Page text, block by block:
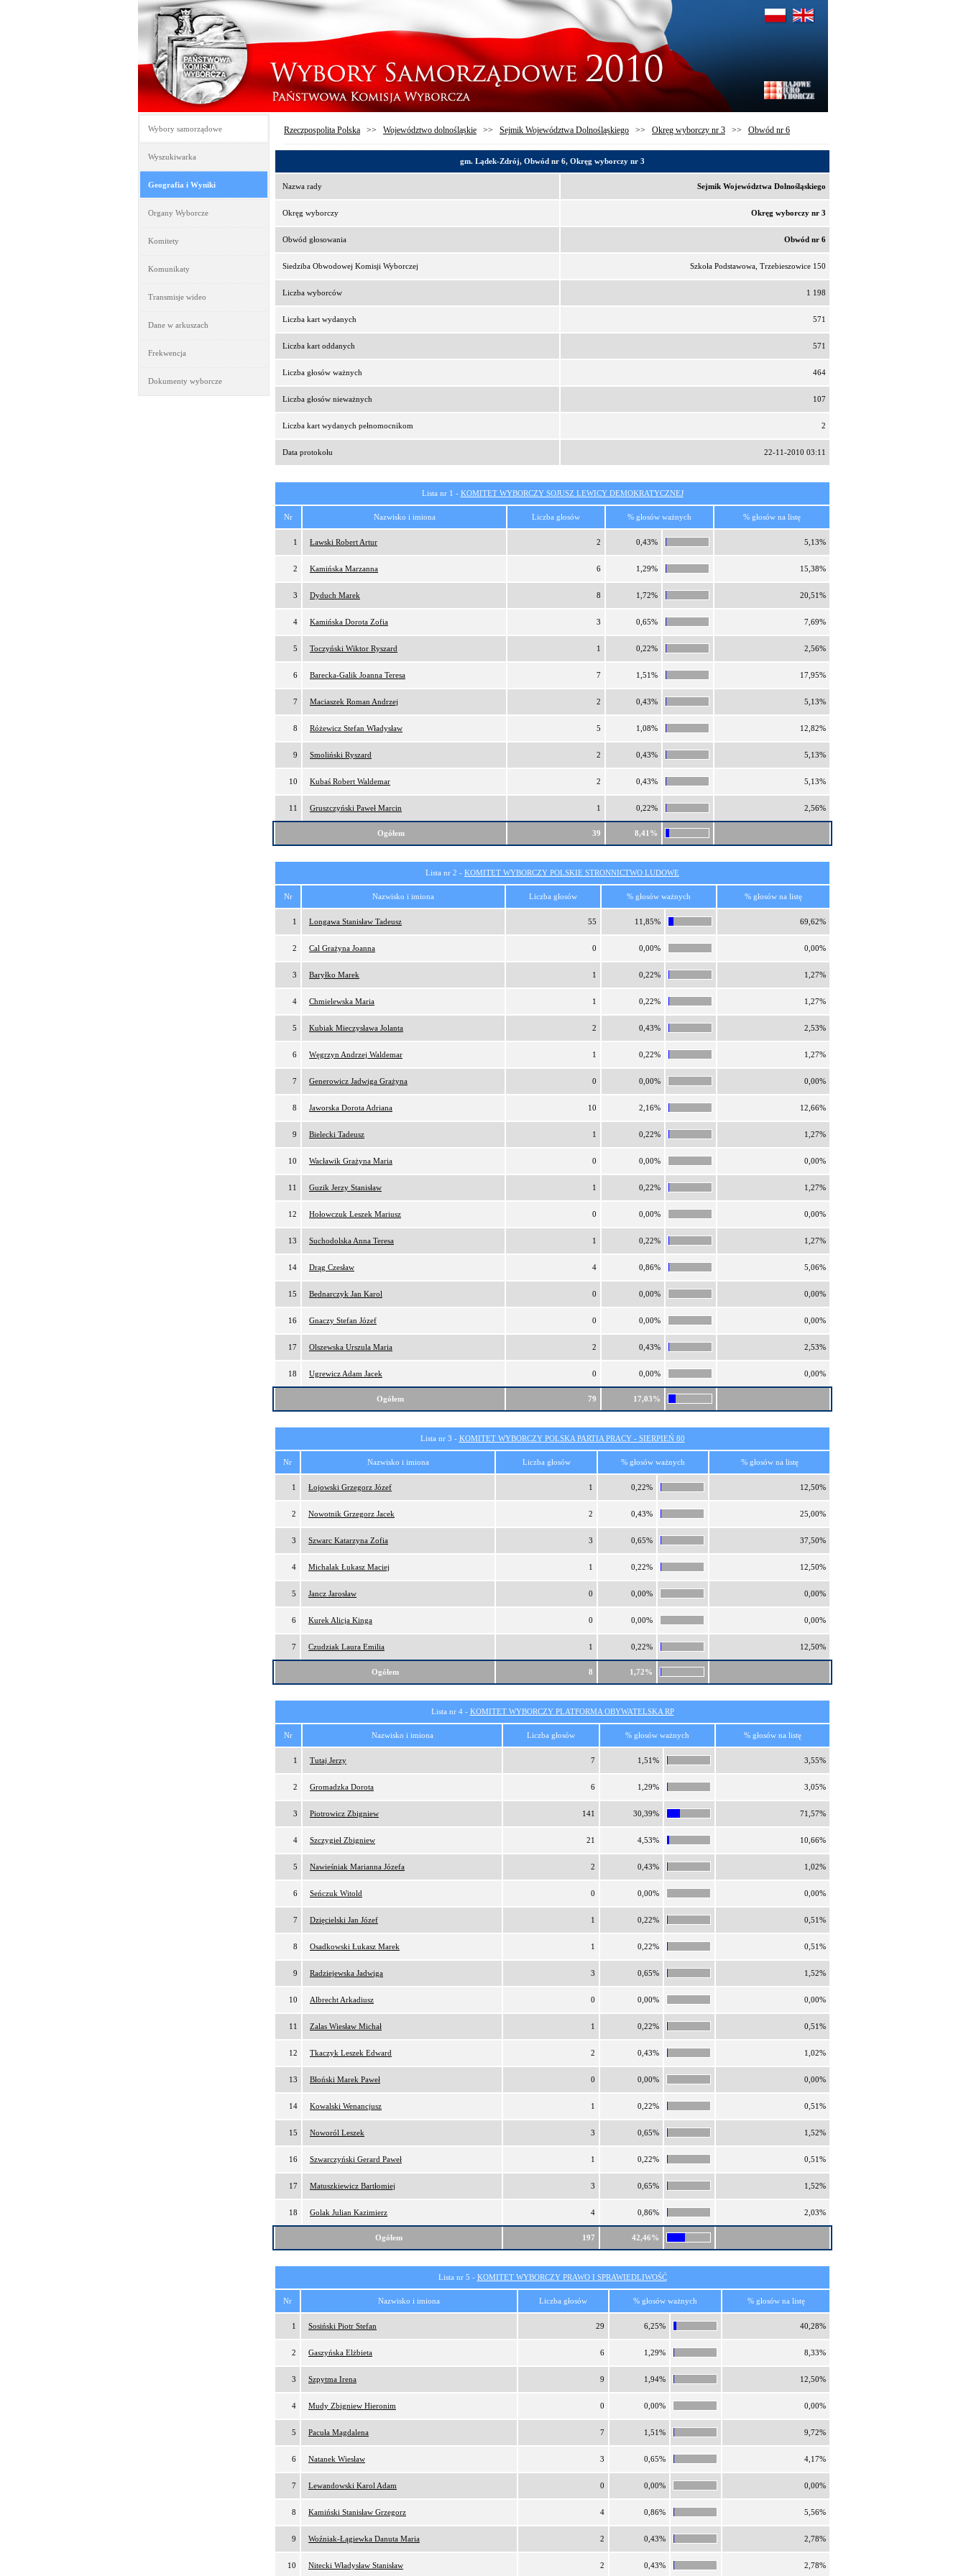
Wybory samorządowe
Wyszukiwarka
Geografia i Wyniki
Organy Wyborcze
Komitety
Komunikaty
Transmisje wideo
Dane w arkuszach
Frekwencja
Dokumenty wyborcze
Rzeczpospolita Polska >> Województwo dolnośląskie >> Sejmik Województwa Dolnośląskiego >> Okręg wyborczy nr 3 >> Obwód nr 6
gm. Lądek-Zdrój, Obwód nr 6, Okręg wyborczy nr 3
Nazwa rady Sejmik Województwa Dolnośląskiego
Okręg wyborczy Okręg wyborczy nr 3
Obwód głosowania Obwód nr 6
Siedziba Obwodowej Komisji Wyborczej Szkoła Podstawowa, Trzebieszowice 150
Liczba wyborców 1 198
Liczba kart wydanych 571
Liczba kart oddanych 571
Liczba głosów ważnych 464
Liczba głosów nieważnych 107
Liczba kart wydanych pełnomocnikom 2
Data protokołu 22-11-2010 03:11
Lista nr 1 - KOMITET WYBORCZY SOJUSZ LEWICY DEMOKRATYCZNEJ
Nr Nazwisko i imiona Liczba głosów % głosów ważnych % głosów na listę
1 Ławski Robert Artur 2 0,43% 5,13%
2 Kamińska Marzanna 6 1,29% 15,38%
3 Dyduch Marek 8 1,72% 20,51%
4 Kamińska Dorota Zofia 3 0,65% 7,69%
5 Toczyński Wiktor Ryszard 1 0,22% 2,56%
6 Barecka-Galik Joanna Teresa 7 1,51% 17,95%
7 Maciaszek Roman Andrzej 2 0,43% 5,13%
8 Różewicz Stefan Władysław 5 1,08% 12,82%
9 Smoliński Ryszard 2 0,43% 5,13%
10 Kubaś Robert Waldemar 2 0,43% 5,13%
11 Gruszczyński Paweł Marcin 1 0,22% 2,56%
Ogółem 39 8,41%
Lista nr 2 - KOMITET WYBORCZY POLSKIE STRONNICTWO LUDOWE
Nr Nazwisko i imiona Liczba głosów % głosów ważnych % głosów na listę
1 Longawa Stanisław Tadeusz 55 11,85% 69,62%
2 Cal Grażyna Joanna 0 0,00% 0,00%
3 Baryłko Marek 1 0,22% 1,27%
4 Chmielewska Maria 1 0,22% 1,27%
5 Kubiak Mieczysława Jolanta 2 0,43% 2,53%
6 Węgrzyn Andrzej Waldemar 1 0,22% 1,27%
7 Generowicz Jadwiga Grażyna 0 0,00% 0,00%
8 Jaworska Dorota Adriana 10 2,16% 12,66%
9 Bielecki Tadeusz 1 0,22% 1,27%
10 Wacławik Grażyna Maria 0 0,00% 0,00%
11 Guzik Jerzy Stanisław 1 0,22% 1,27%
12 Hołowczuk Leszek Mariusz 0 0,00% 0,00%
13 Suchodolska Anna Teresa 1 0,22% 1,27%
14 Drąg Czesław 4 0,86% 5,06%
15 Bednarczyk Jan Karol 0 0,00% 0,00%
16 Gnaczy Stefan Józef 0 0,00% 0,00%
17 Olszewska Urszula Maria 2 0,43% 2,53%
18 Ugrewicz Adam Jacek 0 0,00% 0,00%
Ogółem 79 17,03%
Lista nr 3 - KOMITET WYBORCZY POLSKA PARTIA PRACY - SIERPIEŃ 80
Nr Nazwisko i imiona Liczba głosów % głosów ważnych % głosów na listę
1 Łojowski Grzegorz Józef 1 0,22% 12,50%
2 Nowotnik Grzegorz Jacek 2 0,43% 25,00%
3 Szwarc Katarzyna Zofia 3 0,65% 37,50%
4 Michalak Łukasz Maciej 1 0,22% 12,50%
5 Jancz Jarosław 0 0,00% 0,00%
6 Kurek Alicja Kinga 0 0,00% 0,00%
7 Czudziak Laura Emilia 1 0,22% 12,50%
Ogółem 8 1,72%
Lista nr 4 - KOMITET WYBORCZY PLATFORMA OBYWATELSKA RP
Nr Nazwisko i imiona Liczba głosów % głosów ważnych % głosów na listę
1 Tutaj Jerzy 7 1,51% 3,55%
2 Gromadzka Dorota 6 1,29% 3,05%
3 Piotrowicz Zbigniew 141 30,39% 71,57%
4 Szczygieł Zbigniew 21 4,53% 10,66%
5 Nawieśniak Marianna Józefa 2 0,43% 1,02%
6 Seńczuk Witold 0 0,00% 0,00%
7 Dzięcielski Jan Józef 1 0,22% 0,51%
8 Osadkowski Łukasz Marek 1 0,22% 0,51%
9 Radziejewska Jadwiga 3 0,65% 1,52%
10 Albrecht Arkadiusz 0 0,00% 0,00%
11 Zalas Wiesław Michał 1 0,22% 0,51%
12 Tkaczyk Leszek Edward 2 0,43% 1,02%
13 Błoński Marek Paweł 0 0,00% 0,00%
14 Kowalski Wenancjusz 1 0,22% 0,51%
15 Noworól Leszek 3 0,65% 1,52%
16 Szwarczyński Gerard Paweł 1 0,22% 0,51%
17 Matuszkiewicz Bartłomiej 3 0,65% 1,52%
18 Golak Julian Kazimierz 4 0,86% 2,03%
Ogółem 197 42,46%
Lista nr 5 - KOMITET WYBORCZY PRAWO I SPRAWIEDLIWOŚĆ
Nr Nazwisko i imiona Liczba głosów % głosów ważnych % głosów na listę
1 Sosiński Piotr Stefan 29 6,25% 40,28%
2 Gaszyńska Elżbieta 6 1,29% 8,33%
3 Szpytma Irena 9 1,94% 12,50%
4 Mudy Zbigniew Hieronim 0 0,00% 0,00%
5 Pacuła Magdalena 7 1,51% 9,72%
6 Natanek Wiesław 3 0,65% 4,17%
7 Lewandowski Karol Adam 0 0,00% 0,00%
8 Kamiński Stanisław Grzegorz 4 0,86% 5,56%
9 Woźniak-Łągiewka Danuta Maria 2 0,43% 2,78%
10 Nitecki Władysław Stanisław 2 0,43% 2,78%